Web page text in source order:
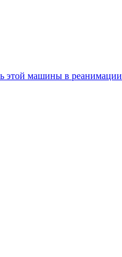
этой машины в реанимации